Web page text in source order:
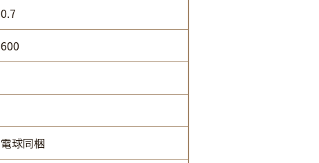
0.7
600
電球同梱